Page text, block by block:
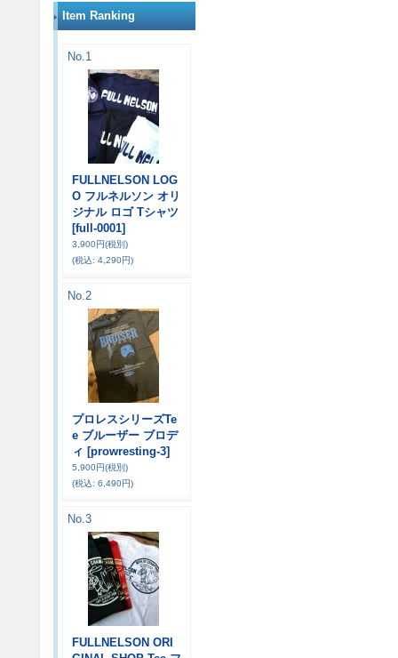
Item Ranking
No.1
FULLNELSON LOG
O フルネルソン オリ
ジナル ロゴ Tシャツ
[full-0001]
3,900円(税別)
(税込: 4,290円)
No.2
プロレスシリーズTe
e ブルーザー ブロデ
ィ [prowresting-3]
5,900円(税別)
(税込: 6,490円)
No.3
FULLNELSON ORI